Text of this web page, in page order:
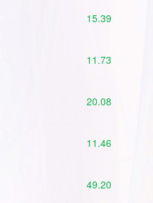
15.39
11.73
20.08
11.46
49.20